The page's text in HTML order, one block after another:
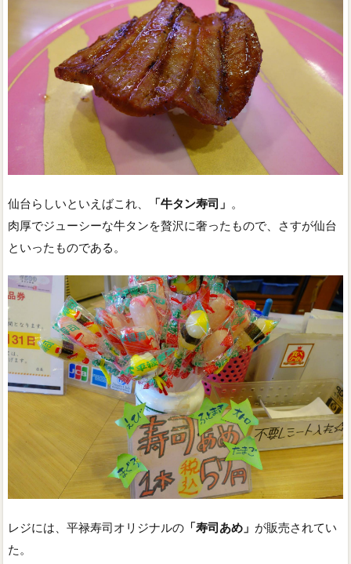
仙台らしいといえばこれ、 「牛タン寿司」 。
肉厚でジューシーな牛タンを贅沢に奢ったもので、さすが仙台
といったものである。
レジには、平禄寿司オリジナルの 「寿司あめ」 が販売されてい
た。